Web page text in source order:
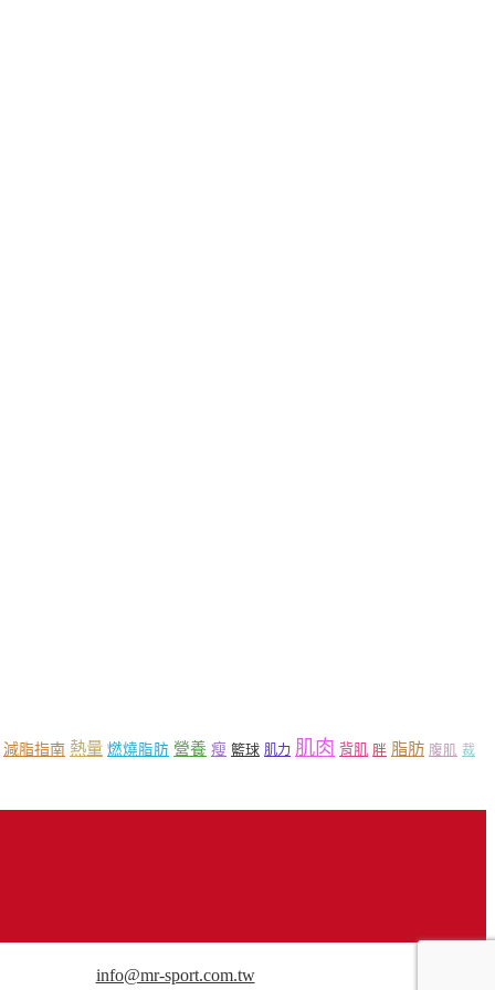
減脂指南 熱量 燃燒脂肪 營養 瘦 籃球 肌力 肌肉 背肌 胖 脂肪 腹肌 裁
info@mr-sport.com.tw